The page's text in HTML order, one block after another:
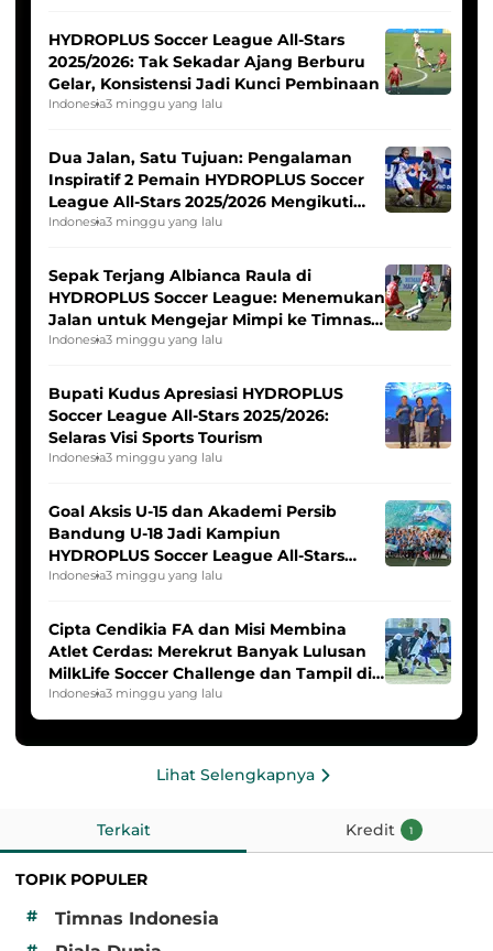
HYDROPLUS Soccer League All-Stars
2025/2026: Tak Sekadar Ajang Berburu
Gelar, Konsistensi Jadi Kunci Pembinaan
Indonesia3 minggu yang lalu
Dua Jalan, Satu Tujuan: Pengalaman
Inspiratif 2 Pemain HYDROPLUS Soccer
League All-Stars 2025/2026 Mengikuti
Seleksi Timnas Indonesia Putri
Indonesia3 minggu yang lalu
Sepak Terjang Albianca Raula di
HYDROPLUS Soccer League: Menemukan
Jalan untuk Mengejar Mimpi ke Timnas
Indonesia Putri
Indonesia3 minggu yang lalu
Bupati Kudus Apresiasi HYDROPLUS
Soccer League All-Stars 2025/2026:
Selaras Visi Sports Tourism
Indonesia3 minggu yang lalu
Goal Aksis U-15 dan Akademi Persib
Bandung U-18 Jadi Kampiun
HYDROPLUS Soccer League All-Stars
2025/2026
Indonesia3 minggu yang lalu
Cipta Cendikia FA dan Misi Membina
Atlet Cerdas: Merekrut Banyak Lulusan
MilkLife Soccer Challenge dan Tampil di
HYDROPLUS Soccer League
Indonesia3 minggu yang lalu
Lihat Selengkapnya
Terkait Kredit 1
TOPIK POPULER
#
Timnas Indonesia